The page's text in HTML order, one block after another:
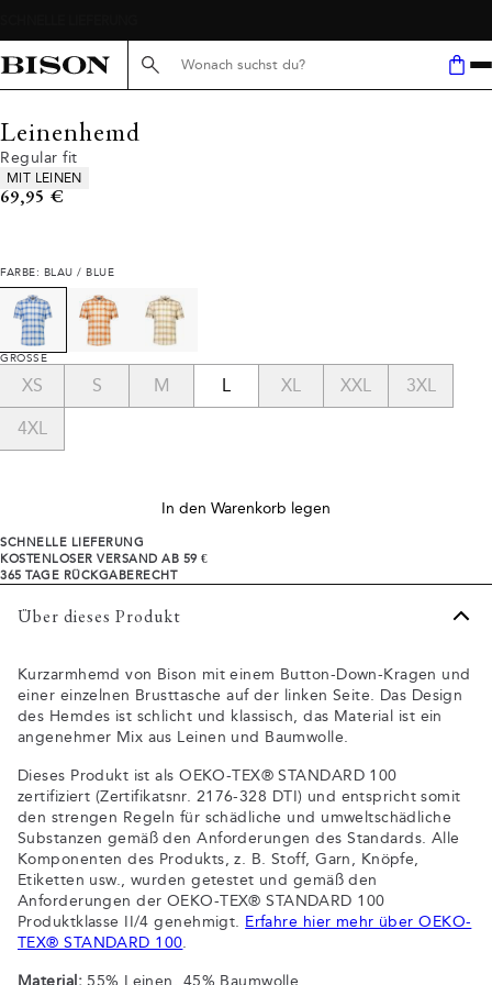
Suche hier...
Leinenhemd
Regular fit
Produkteigenschaften
MIT LEINEN
Preis
69,95 €
FARBE: BLAU / BLUE
GRÖSSE
XS S M L XL XXL 3XL
4XL
In den Warenkorb legen
SCHNELLE LIEFERUNG
KOSTENLOSER VERSAND AB 59 €
365 TAGE RÜCKGABERECHT
Über dieses Produkt
Kurzarmhemd von Bison mit einem Button-Down-Kragen und
einer einzelnen Brusttasche auf der linken Seite. Das Design
des Hemdes ist schlicht und klassisch, das Material ist ein
angenehmer Mix aus Leinen und Baumwolle.
Dieses Produkt ist als OEKO-TEX® STANDARD 100
zertifiziert (Zertifikatsnr. 2176-328 DTI) und entspricht somit
den strengen Regeln für schädliche und umweltschädliche
Substanzen gemäß den Anforderungen des Standards. Alle
Komponenten des Produkts, z. B. Stoff, Garn, Knöpfe,
Etiketten usw., wurden getestet und gemäß den
Anforderungen der OEKO-TEX® STANDARD 100
Produktklasse II/4 genehmigt. Erfahre hier mehr über OEKO-
TEX® STANDARD 100.